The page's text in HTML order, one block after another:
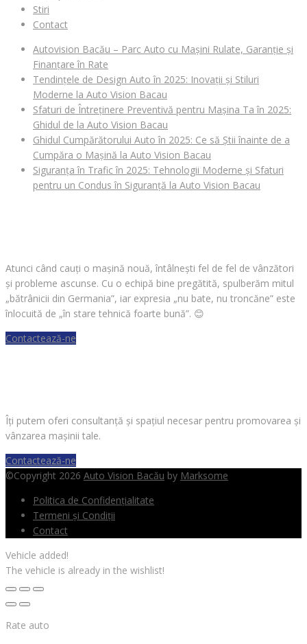
Stiri
Contact
Autovision Bacău – Parc Auto cu Mașini Rulate, Garanție și
Finanțare în Rate
Tendințele de Design Auto în 2025: Inovații și Stiluri
Moderne la Auto Vision Bacau
Sfaturi de Întreținere Preventivă pentru Mașina Ta în 2025:
Ghidul de la Auto Vision Bacau
Ghidul Cumpărătorului Auto în 2025: Ce să Știi înainte de a
Cumpăra o Mașină la Auto Vision Bacau
Siguranța în Trafic în 2025: Tehnologii Moderne și Sfaturi
pentru un Condus în Siguranță la Auto Vision Bacau
Atunci când cauți o mașină nouă, întâlnești fel de fel de vânzători
și probleme ascunse. Cu o echipă bine pregătită, spulberăm mitul
„bătrânicii din Germania”, iar expresia „nu bate, nu troncăne” este
înlocuită de „în stare tehnică foarte bună”. 😊
Contactează-ne
Îți putem oferi consultanță și spațiul necesar pentru promovarea și
vânzarea mașinii tale.
Contactează-ne
©Copyright 2026 Auto Vision Bacău by Marksome
Politica de Confidențialitate
Termeni și Condiții
Contact
Vehicle added!
The vehicle is already in the wishlist!
Rate auto